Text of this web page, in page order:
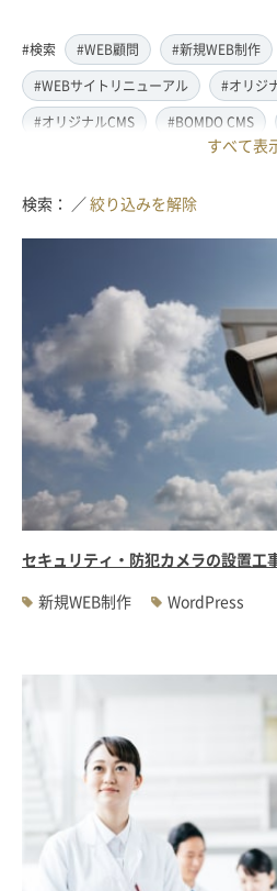
#検索 #WEB顧問 #新規WEB制作
#WEBサイトリニューアル
#オリジ
#オリジナルCMS
#BOMDO CMS
#レスポンシブ対応
#翻訳・多言語対応
#情報管理システ
#ドローン撮影(空撮)
#イラスト制作
#アクセス解析・SEO対策
#名刺・
#販促・ノベルティーグッズ制作
#
#SDGsサポート
#IT導入補助金
#WEBサーバ移転
#インソーシン
#JIS X 8341-3規格
#業務ツール
#採用・求人
#学校・教育・スクー
#病院・クリニック・医療
すべて表
検索： ／絞り込みを解除
セキュリティ・防犯カメラの設置工
新規WEB制作
WordPress